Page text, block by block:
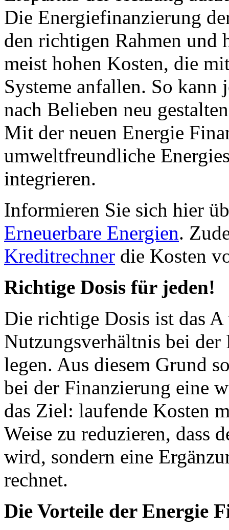
Die Energiefinanzierung
den richtigen Rahmen
meist hohen Kosten, die
Systeme anfallen. So kann
nach Belieben neu
Mit der neuen Energie
umweltfreundliche
integrieren.
Informieren Sie sich hier
Erneuerbare Energien.
Kreditrechner die Kosten
Richtige Dosis für jeden!
Die richtige Dosis ist das
Nutzungsverhältnis bei
legen. Aus diesem Grund
bei der Finanzierung eine
das Ziel: laufende Kosten
Weise zu reduzieren, dass
wird, sondern eine
rechnet.
Die Vorteile der Energie